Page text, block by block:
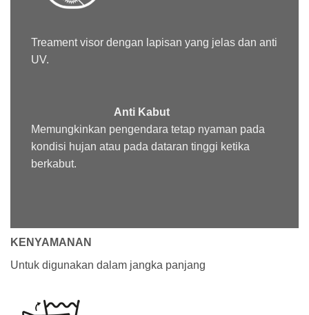
Treamentvisor dengan lapisan yang jelas dan anti
UV.
Anti Kabut
Memungkinkan pengendara tetap nyaman pada
kondisi hujan atau pada dataran tinggi ketika
berkabut.
KENYAMANAN
Untuk digunakan dalam jangka panjang